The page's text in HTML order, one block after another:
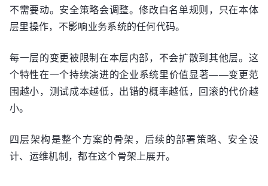
不需要动。安全策略会调整。修改白名单规则，只在本体
层里操作，不影响业务系统的任何代码。
每一层的变更被限制在本层内部，不会扩散到其他层。这
个特性在一个持续演进的企业系统里价值显著——变更范
围越小，测试成本越低，出错的概率越低，回滚的代价越
小。
四层架构是整个方案的骨架，后续的部署策略、安全设
计、运维机制，都在这个骨架上展开。